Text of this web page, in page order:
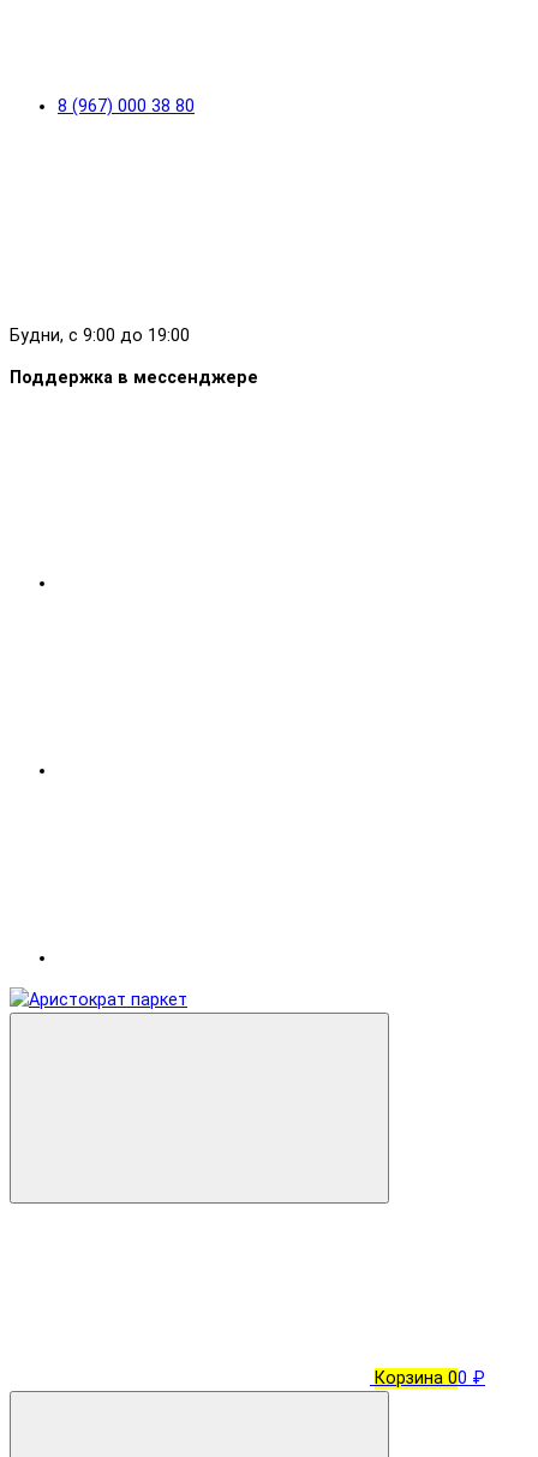
8 (967) 000 38 80
Будни, с 9:00 до 19:00
Поддержка в мессенджере
Корзина 00 ₽